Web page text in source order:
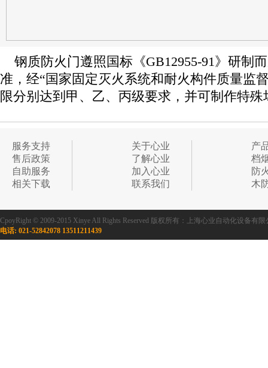
钢质防火门遵照国标《GB12955-91》研制
准，经“国家固定灭火系统和耐火构件质量监
限分别达到甲、乙、丙级要求，并可制作特
服务支持
售后政策
自助服务
相关下载
关于心业
了解心业
加入心业
联系我们
产
档
防
木
CpoyRight © 2009-2015 Xinye All Rights Reserved 版权所有：上海心业自动化设备有
电话: 021-52842078 13511211439